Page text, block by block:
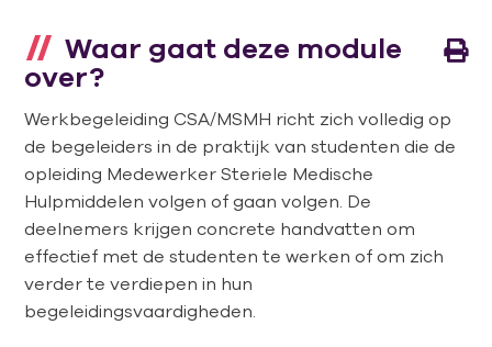
Waar gaat deze module
over?
Werkbegeleiding CSA/MSMH richt zich volledig op
de begeleiders in de praktijk van studenten die de
opleiding Medewerker Steriele Medische
Hulpmiddelen volgen of gaan volgen. De
deelnemers krijgen concrete handvatten om
effectief met de studenten te werken of om zich
verder te verdiepen in hun
begeleidingsvaardigheden.